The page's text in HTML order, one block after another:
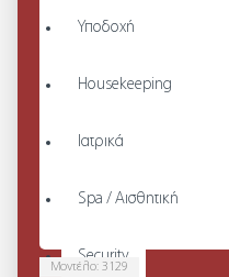
Υποδοχή
Housekeeping
Ιατρικά
Spa / Αισθητική
Security
Μοντέλο: 3129